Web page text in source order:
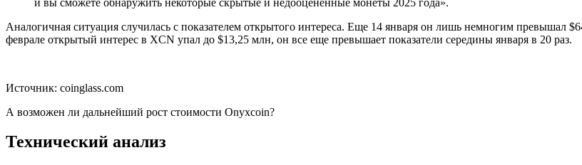
Аналогичная ситуация случилась с показателем открытого интереса. Еще 14 января он лишь немногим превышал
феврале открытый интерес в XCN упал до $13,25 млн, он все еще превышает показатели середины января в 20 раз.
Источник: coinglass.com
А возможен ли дальнейший рост стоимости Onyxcoin?
Технический анализ